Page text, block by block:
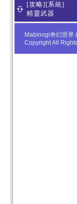
[攻略][系統]
精靈武器
Mabinogi奇幻世界
Copyright All